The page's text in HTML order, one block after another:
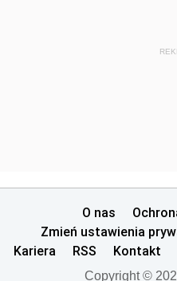
O nas
Zmień ustawienia
Kariera
RSS Kontakt
Copyright ©